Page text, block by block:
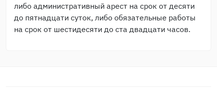
либо административный арест на срок от десяти
до пятнадцати суток, либо обязательные работы
на срок от шестидесяти до ста двадцати часов.